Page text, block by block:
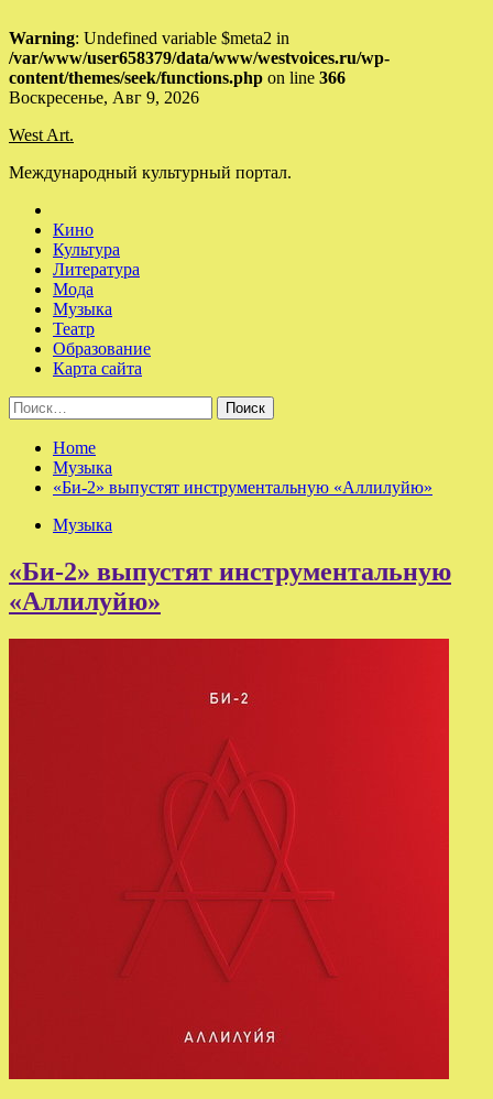
Warning: Undefined variable $meta2 in
/var/www/user658379/data/www/westvoices.ru/wp-
content/themes/seek/functions.php on line 366
Skip
content
Воскресенье, Авг 9, 2026
West Art.
Международный культурный портал.
Кино
Культура
Литература
Мода
Музыка
Театр
Образование
Карта сайта
Найти:
Home
Музыка
«Би-2» выпустят инструментальную «Аллилуйю»
Музыка
«Би-2» выпустят инструментальную
«Аллилуйю»